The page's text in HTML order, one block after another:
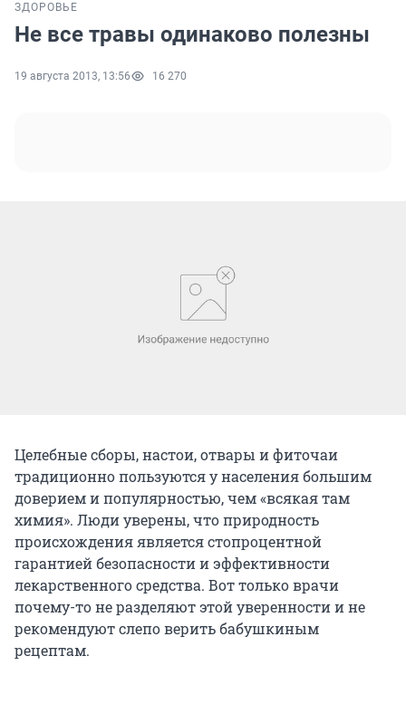
ЗДОРОВЬЕ
Не все травы одинаково полезны
19 августа 2013, 13:56 16 270
Целебные сборы, настои, отвары и фиточаи
традиционно пользуются у населения большим
доверием и популярностью, чем «всякая там
химия». Люди уверены, что природность
происхождения является стопроцентной
гарантией безопасности и эффективности
лекарственного средства. Вот только врачи
почему-то не разделяют этой уверенности и не
рекомендуют слепо верить бабушкиным
рецептам.